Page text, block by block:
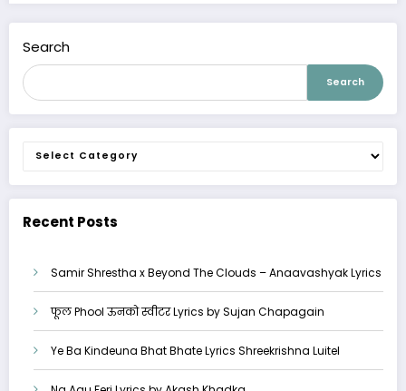
Search
Search
Categories
Recent Posts
Samir Shrestha x Beyond The Clouds – Anaavashyak Lyrics
फूल Phool ऊनको स्वीटर Lyrics by Sujan Chapagain
Ye Ba Kindeuna Bhat Bhate Lyrics Shreekrishna Luitel